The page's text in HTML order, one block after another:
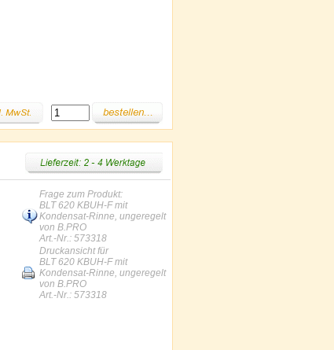
Frage zum Produkt:
BLT 620 KBUH-F mit
Kondensat-Rinne, ungeregelt
von B.PRO
Art.-Nr.: 573318
Druckansicht für
BLT 620 KBUH-F mit
Kondensat-Rinne, ungeregelt
von B.PRO
Art.-Nr.: 573318